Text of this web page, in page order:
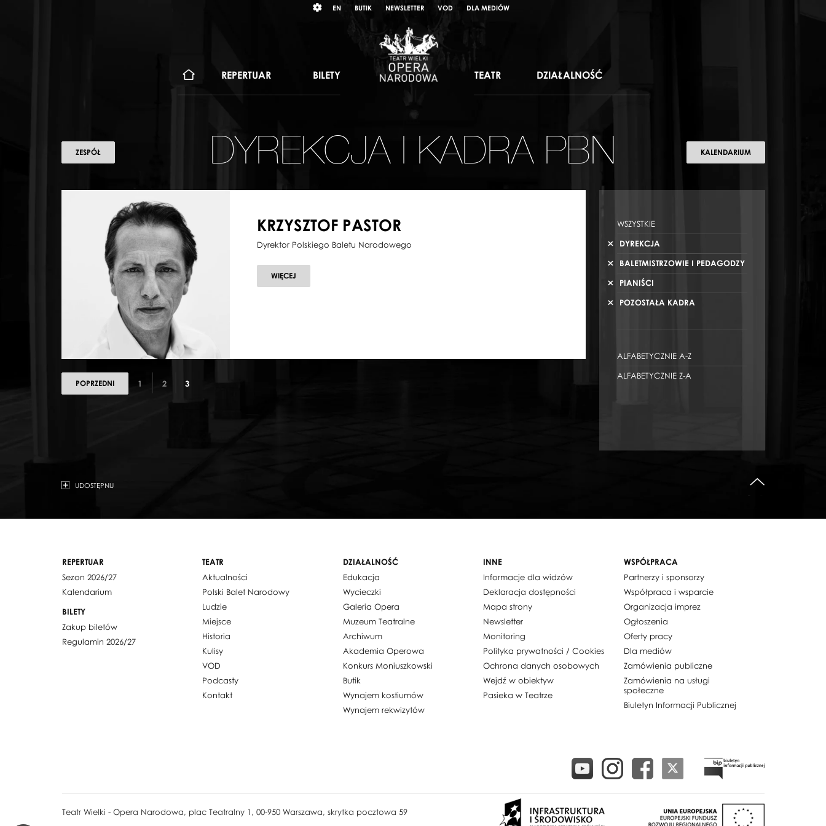
język
EN BUTIK NEWSLETTER VOD DLA MEDIÓW
REPERTUAR BILETY TEATR DZIAŁALNOŚĆ
DYREKCJA I KADRA PBN
ZESPÓŁ KALENDARIUM
KRZYSZTOF PASTOR
Dyrektor Polskiego Baletu Narodowego
WIĘCEJ
KRZYSZTOF
POPRZEDNI 1 2 3
WSZYSTKIE
DYREKCJA
BALETMISTRZOWIE I PEDAGODZY
PIANIŚCI
POZOSTAŁA KADRA
ALFABETYCZNIE A-Z
ALFABETYCZNIE Z-A
UDOSTĘPNIJ
REPERTUAR
Sezon 2026/27
Kalendarium
BILETY
Zakup biletów
Regulamin 2026/27
TEATR
Aktualności
Polski Balet Narodowy
Ludzie
Miejsce
Historia
Kulisy
VOD
Podcasty
Kontakt
DZIAŁALNOŚĆ
Edukacja
Wycieczki
Galeria Opera
Muzeum Teatralne
Archiwum
Akademia Operowa
Konkurs Moniuszkowski
Butik
Wynajem kostiumów
Wynajem rekwizytów
INNE
Informacje dla widzów
Deklaracja dostępności
Mapa strony
Newsletter
Monitoring
Polityka prywatności / Cookies
Ochrona danych osobowych
Wejdź w obiektyw
Pasieka w Teatrze
WSPÓŁPRACA
Partnerzy i sponsorzy
Współpraca i wsparcie
Organizacja imprez
Ogłoszenia
Oferty pracy
Dla mediów
Zamówienia publiczne
Zamówienia na usługi
społeczne
Biuletyn Informacji Publicznej
Teatr Wielki - Opera Narodowa, plac Teatralny 1, 00-950 Warszawa, skrytka pocztowa 59